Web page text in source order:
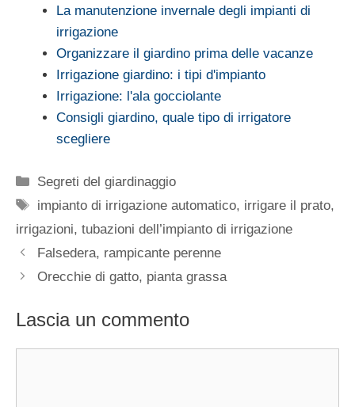
La manutenzione invernale degli impianti di
irrigazione
Organizzare il giardino prima delle vacanze
Irrigazione giardino: i tipi d'impianto
Irrigazione: l'ala gocciolante
Consigli giardino, quale tipo di irrigatore
scegliere
Categorie
Segreti del giardinaggio
Tag
impianto di irrigazione automatico, irrigare il prato,
irrigazioni, tubazioni dell’impianto di irrigazione
Falsedera, rampicante perenne
Orecchie di gatto, pianta grassa
Lascia un commento